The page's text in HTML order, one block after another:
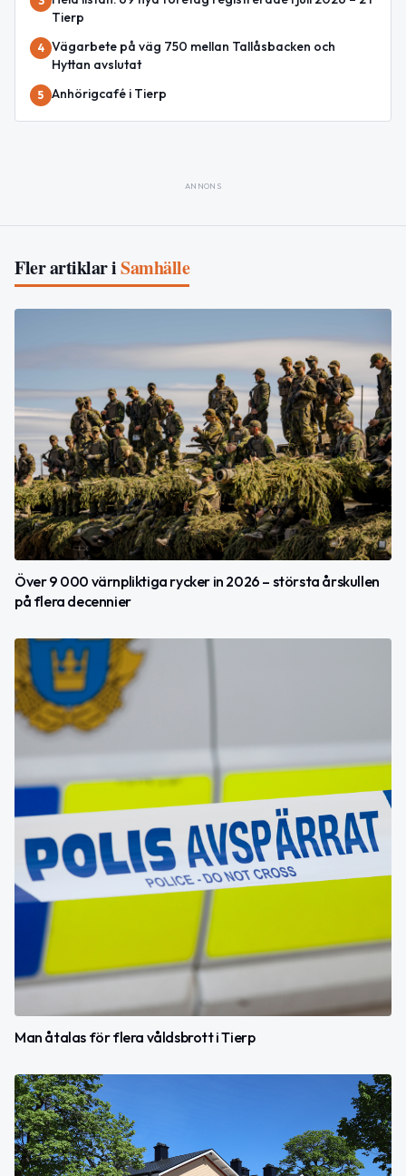
Tierp
4 Vägarbete på väg 750 mellan Tallåsbacken och
Hyttan avslutat
5 Anhörigcafé i Tierp
ANNONS
Fler artiklar iSamhälle
Över 9 000 värnpliktiga rycker in 2026 – största årskullen
på flera decennier
Man åtalas för flera våldsbrott i Tierp